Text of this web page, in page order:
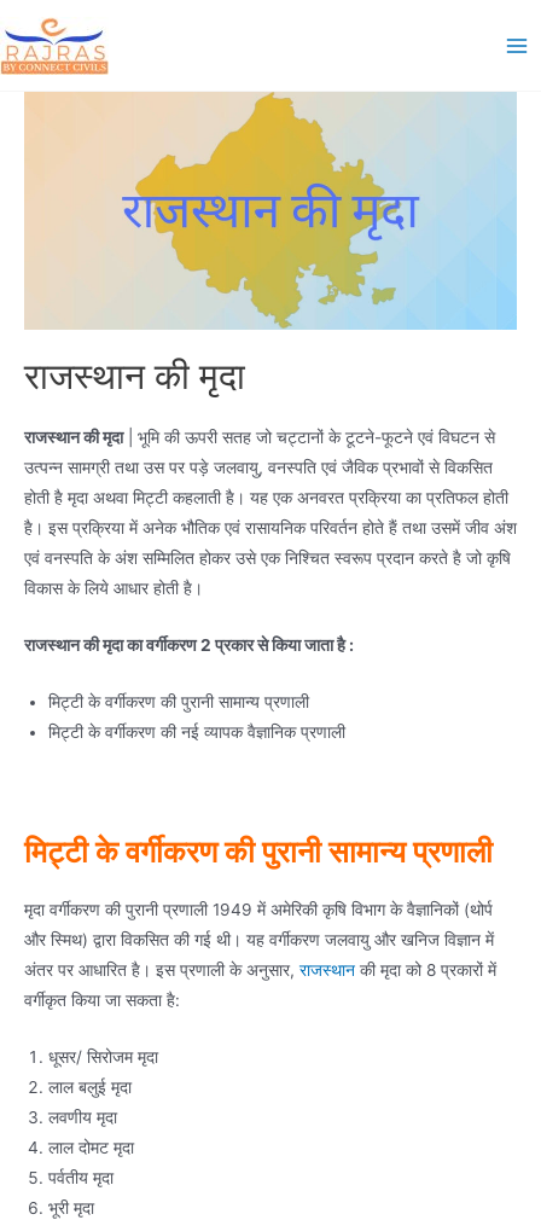
to
content
राजस्थान की मृदा
राजस्थान की मृदा| भूमि की ऊपरी सतह जो चट्टानों के टूटने-फूटने एवं विघटन से
उत्पन्न सामग्री तथा उस पर पड़े जलवायु, वनस्पति एवं जैविक प्रभावों से विकसित
होती है मृदा अथवा मिट्टी कहलाती है। यह एक अनवरत प्रक्रिया का प्रतिफल होती
है। इस प्रक्रिया में अनेक भौतिक एवं रासायनिक परिवर्तन होते हैं तथा उसमें जीव अंश
एवं वनस्पति के अंश सम्मिलित होकर उसे एक निश्चित स्वरूप प्रदान करते है जो कृषि
विकास के लिये आधार होती है।
राजस्थान की मृदा का वर्गीकरण 2 प्रकार से किया जाता है :
मिट्टी के वर्गीकरण की पुरानी सामान्य प्रणाली
मिट्टी के वर्गीकरण की नई व्यापक वैज्ञानिक प्रणाली
मिट्टी के वर्गीकरण की पुरानी सामान्य प्रणाली
मृदा वर्गीकरण की पुरानी प्रणाली 1949 में अमेरिकी कृषि विभाग के वैज्ञानिकों (थोर्प
और स्मिथ) द्वारा विकसित की गई थी। यह वर्गीकरण जलवायु और खनिज विज्ञान में
अंतर पर आधारित है। इस प्रणाली के अनुसार, राजस्थान की मृदा को 8 प्रकारों में
वर्गीकृत किया जा सकता है:
धूसर/ सिरोजम मृदा
लाल बलुई मृदा
लवणीय मृदा
लाल दोमट मृदा
पर्वतीय मृदा
भूरी मृदा